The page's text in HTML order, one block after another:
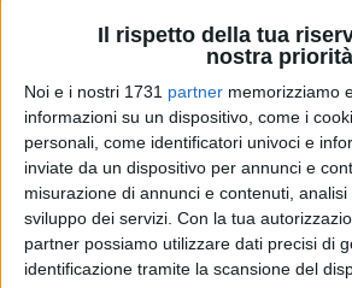
Il rispetto della tua
nostra priorità
Noi e i nostri 1731 partner memorizziamo
informazioni su un dispositivo, come i
personali, come identificatori univoci e
inviate da un dispositivo per annunci e
misurazione di annunci e contenuti,
sviluppo dei servizi. Con la tua
partner possiamo utilizzare dati precisi di
identificazione tramite la scansione del
Innalzare il livello di sicurezza anche
trasporto pubblico: è la proposta
d'intesa per il Potenziamento della
Pubblico della Regione Puglia.
Francesco Tiani in rappresentanza del
Cataldo del N.S.C. e da Francesco
«Le sottoscritte Organizzazioni
Polizia, animate da un forte senso di